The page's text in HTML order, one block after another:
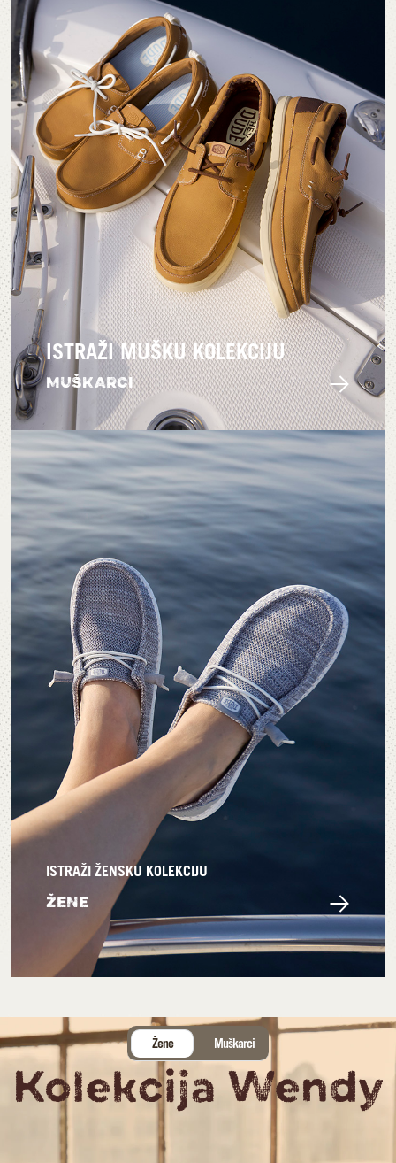
ISTRAŽI MUŠKU KOLEKCIJU
MUŠKARCI
ISTRAŽI ŽENSKU KOLEKCIJU
ŽENE
Žene Muškarci
Kolekcija Wendy